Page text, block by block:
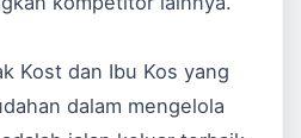
Kost dan Ibu Kos yang
dalam mengelola